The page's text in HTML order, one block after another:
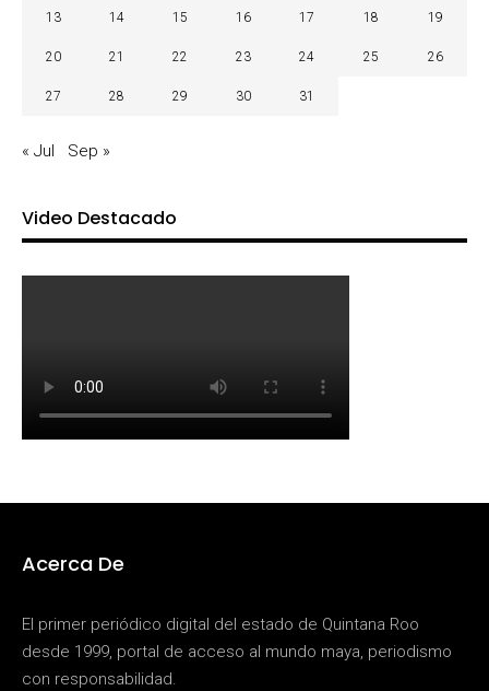
13 14 15 16 17 18 19
20 21 22 23 24 25 26
27 28 29 30 31
« Jul Sep »
Video Destacado
Acerca De
El primer periódico digital del estado de Quintana Roo
desde 1999, portal de acceso al mundo maya, periodismo
con responsabilidad.